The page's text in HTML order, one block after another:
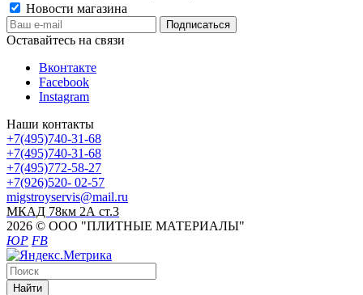
Новости магазина
Оставайтесь на связи
Вконтакте
Facebook
Instagram
Наши контакты
+7(495)740-31-68
+7(495)740-31-68
+7(495)772-58-27
+7(926)520- 02-57
migstroyservis@mail.ru
МКАД 78км 2А ст.3
2026 © ООО "ПЛИТНЫЕ МАТЕРИАЛЫ"
ЮР FB
Найти